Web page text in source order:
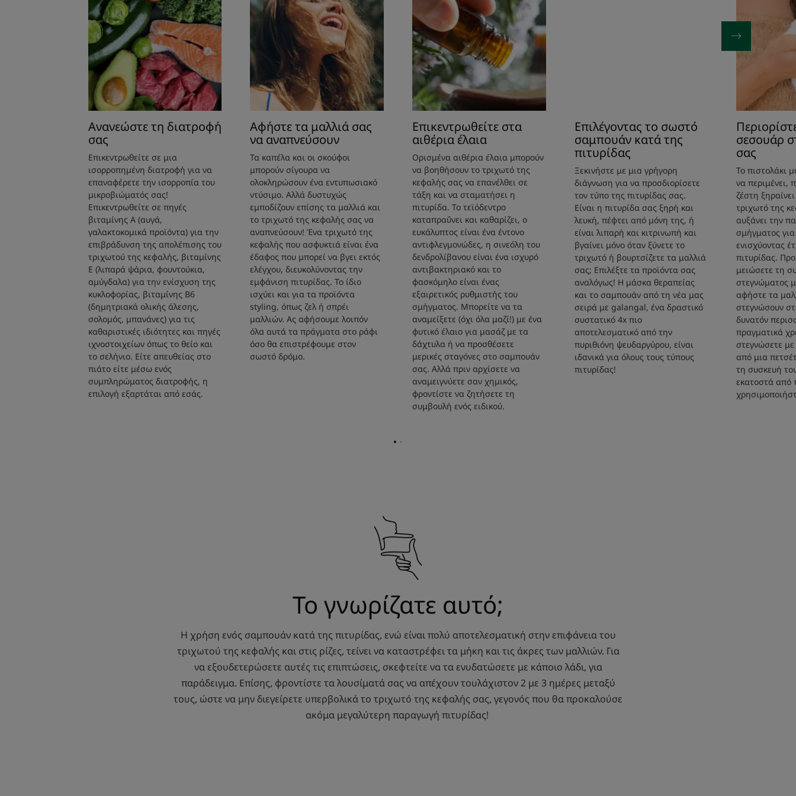
Ανανεώστε τη διατροφή
σας
Επικεντρωθείτε σε μια
ισορροπημένη διατροφή για να
επαναφέρετε την ισορροπία του
μικροβιώματός σας!
Επικεντρωθείτε σε πηγές
βιταμίνης Α (αυγά,
γαλακτοκομικά προϊόντα) για την
επιβράδυνση της απολέπισης του
τριχωτού της κεφαλής, βιταμίνης
Ε (λιπαρά ψάρια, φουντούκια,
αμύγδαλα) για την ενίσχυση της
κυκλοφορίας, βιταμίνης Β6
(δημητριακά ολικής άλεσης,
σολομός, μπανάνες) για τις
καθαριστικές ιδιότητες και πηγές
ιχνοστοιχείων όπως το θείο και
το σελήνιο. Είτε απευθείας στο
πιάτο είτε μέσω ενός
συμπληρώματος διατροφής, η
επιλογή εξαρτάται από εσάς.
Αφήστε τα μαλλιά σας
να αναπνεύσουν
Τα καπέλα και οι σκούφοι
μπορούν σίγουρα να
ολοκληρώσουν ένα εντυπωσιακό
ντύσιμο. Αλλά δυστυχώς
εμποδίζουν επίσης τα μαλλιά και
το τριχωτό της κεφαλής σας να
αναπνεύσουν! Ένα τριχωτό της
κεφαλής που ασφυκτιά είναι ένα
έδαφος που μπορεί να βγει εκτός
ελέγχου, διευκολύνοντας την
εμφάνιση πιτυρίδας. Το ίδιο
ισχύει και για τα προϊόντα
styling, όπως ζελ ή σπρέι
μαλλιών. Ας αφήσουμε λοιπόν
όλα αυτά τα πράγματα στο ράφι
όσο θα επιστρέφουμε στον
σωστό δρόμο.
Επικεντρωθείτε στα
αιθέρια έλαια
Ορισμένα αιθέρια έλαια μπορούν
να βοηθήσουν το τριχωτό της
κεφαλής σας να επανέλθει σε
τάξη και να σταματήσει η
πιτυρίδα. Το τεϊόδεντρο
καταπραΰνει και καθαρίζει, ο
ευκάλυπτος είναι ένα έντονο
αντιφλεγμονώδες, η σινεόλη του
δενδρολίβανου είναι ένα ισχυρό
αντιβακτηριακό και το
φασκόμηλο είναι ένας
εξαιρετικός ρυθμιστής του
σμήγματος. Μπορείτε να τα
αναμείξετε (όχι όλα μαζί!) με ένα
φυτικό έλαιο για μασάζ με τα
δάχτυλα ή να προσθέσετε
μερικές σταγόνες στο σαμπουάν
σας. Αλλά πριν αρχίσετε να
αναμειγνύετε σαν χημικός,
φροντίστε να ζητήσετε τη
συμβουλή ενός ειδικού.
Επιλέγοντας το σωστό
σαμπουάν κατά της
πιτυρίδας
Ξεκινήστε με μια γρήγορη
διάγνωση για να προσδιορίσετε
τον τύπο της πιτυρίδας σας.
Είναι η πιτυρίδα σας ξηρή και
λευκή, πέφτει από μόνη της, ή
είναι λιπαρή και κιτρινωπή και
βγαίνει μόνο όταν ξύνετε το
τριχωτό ή βουρτσίζετε τα μαλλιά
σας; Επιλέξτε τα προϊόντα σας
αναλόγως! Η μάσκα θεραπείας
και το σαμπουάν από τη νέα μας
σειρά με galangal, ένα δραστικό
συστατικό 4x πιο
αποτελεσματικό από την
πυριθιόνη ψευδαργύρου, είναι
ιδανικά για όλους τους τύπους
πιτυρίδας!
σεσουάρ
σας
Το πιστολάκι
να περιμένει,
ζέστη
τριχωτό της
αυξάνει την
σμήγματος
ενισχύοντας
πιτυρίδας.
μειώσετε τη
στεγνώματος
αφήστε τα
στεγνώσουν
δυνατόν
πραγματικά
στεγνώσετε
από μια
τη συσκευή
εκατοστά από
Go
Το γνωρίζατε αυτό;
Η χρήση ενός σαμπουάν κατά της πιτυρίδας, ενώ είναι πολύ αποτελεσματική στην επιφάνεια του
τριχωτού της κεφαλής και στις ρίζες, τείνει να καταστρέφει τα μήκη και τις άκρες των μαλλιών. Για
να εξουδετερώσετε αυτές τις επιπτώσεις, σκεφτείτε να τα ενυδατώσετε με κάποιο λάδι, για
παράδειγμα. Επίσης, φροντίστε τα λουσίματά σας να απέχουν τουλάχιστον 2 με 3 ημέρες μεταξύ
τους, ώστε να μην διεγείρετε υπερβολικά το τριχωτό της κεφαλής σας, γεγονός που θα προκαλούσε
ακόμα μεγαλύτερη παραγωγή πιτυρίδας!